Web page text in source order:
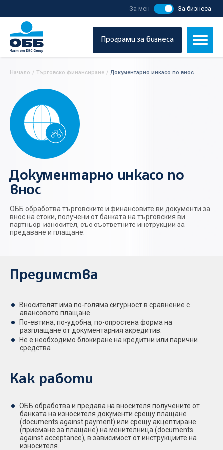
За мен За бизнеса
Програми за бизнеса
Начало / Търговско финансиране / Документарно инкасо по внос
Документарно инкасо по
внос
ОББ обработва търговските и финансовите ви документи за
внос на стоки, получени от банката на търговския ви
партньор-износител, със съответните инструкции за
предаване и плащане.
Предимства
Вносителят има по-голяма сигурност в сравнение с
авансовото плащане.
По-евтина, по-удобна, по-опростена форма на
разплащане от документарния акредитив.
Не е необходимо блокиране на кредитни или парични
средства
Как работи
ОББ обработва и предава на вносителя получените от
банката на износителя документи срещу плащане
(documents against payment) или срещу акцептиране
(приемане за плащане) на менителница (documents
against acceptance), в зависимост от инструкциите на
износителя.